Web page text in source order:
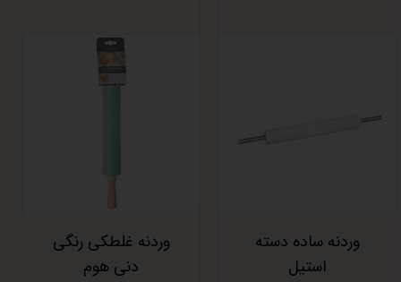
وردنه ساده دسته
استیل
وردنه غلطکی رنگی
دنی هوم